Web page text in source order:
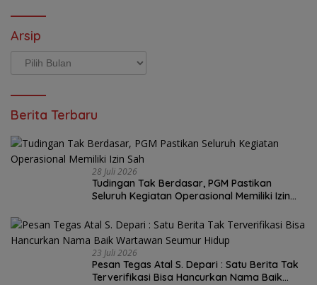
Arsip
Arsip
Berita Terbaru
28 Juli 2026
Tudingan Tak Berdasar, PGM Pastikan
Seluruh Kegiatan Operasional Memiliki Izin
23 Juli 2026
Pesan Tegas Atal S. Depari : Satu Berita Tak
Terverifikasi Bisa Hancurkan Nama Baik